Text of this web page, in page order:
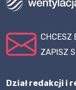
CHCESZ
ZAPISZ
Dział redakcji i